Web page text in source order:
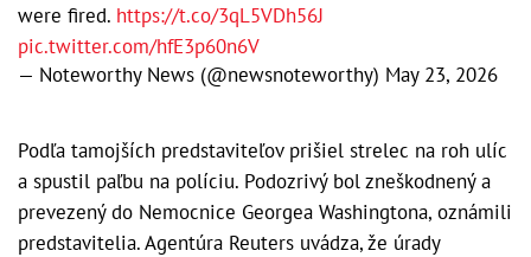
were fired. https://t.co/3qL5VDh56J
pic.twitter.com/hfE3p60n6V
— Noteworthy News (@newsnoteworthy) May 23, 2026
Podľa tamojších predstaviteľov prišiel strelec na roh ulíc
a spustil paľbu na políciu. Podozrivý bol zneškodnený a
prevezený do Nemocnice Georgea Washingtona, oznámili
predstavitelia. Agentúra Reuters uvádza, že úrady